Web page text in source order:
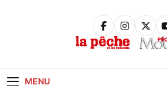
MENU